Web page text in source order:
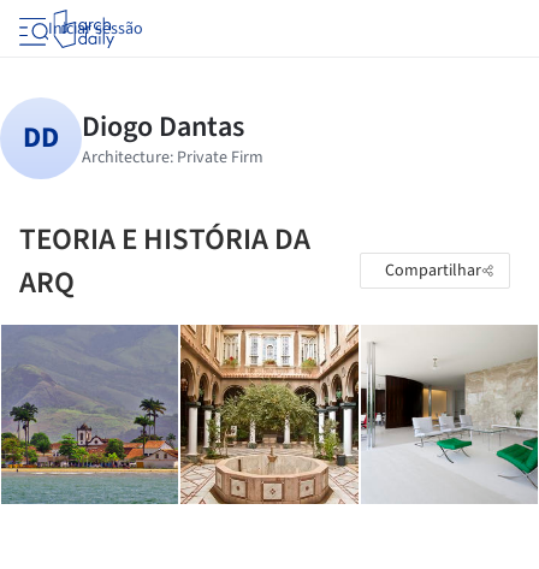
Iniciar sessão
TEORIA E HISTÓRIA DA
ARQ
Compartilhar